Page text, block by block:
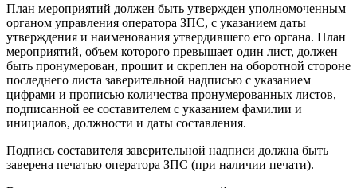
План мероприятий должен быть утвержден уполномоченным
органом управления оператора ЗПС, с указанием даты
утверждения и наименования утвердившего его органа. План
мероприятий, объем которого превышает один лист, должен
быть пронумерован, прошит и скреплен на оборотной стороне
последнего листа заверительной надписью с указанием
цифрами и прописью количества пронумерованных листов,
подписанной ее составителем с указанием фамилии и
инициалов, должности и даты составления.
Подпись составителя заверительной надписи должна быть
заверена печатью оператора ЗПС (при наличии печати).